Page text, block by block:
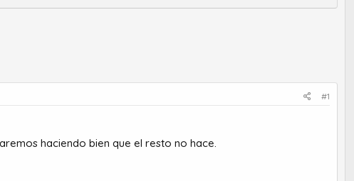
#1
haciendo bien que el resto no hace.